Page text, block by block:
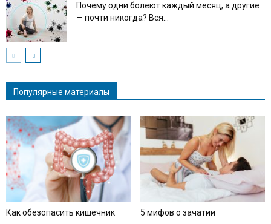
Почему одни болеют каждый месяц, а другие
— почти никогда? Вся...
Популярные материалы
Как обезопасить кишечник 5 мифов о зачатии